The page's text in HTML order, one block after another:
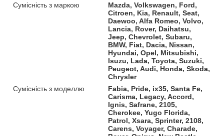
Сумісність з маркою
Mazda, Volkswagen, Ford,
Citroen, Kia, Renault, Seat,
Daewoo, Alfa Romeo, Volvo,
Lancia, Rover, Daihatsu,
Jeep, Chevrolet, Subaru,
BMW, Fiat, Dacia, Nissan,
Hyundai, Opel, Mitsubishi,
Isuzu, Lada, Toyota, Suzuki,
Peugeot, Audi, Honda, Skoda,
Chrysler
Сумісність з моделлю
Fabia, Pride, ix35, Santa Fe,
Carisma, Legacy, Accord,
Ignis, Safrane, 2105,
Cherokee, Yugo Florida,
Patrol, Xsara, Sprinter, 2108,
Carens, Voyager, Charade,